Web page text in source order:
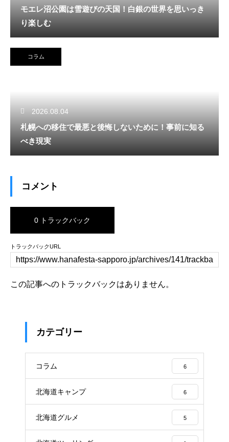
モエレ沼公園は雪遊びの天国！白銀の世界を思いっき
り楽しむ
コラム
2026.08.04
札幌への移住で最悪と後悔しないために！事前に知る
べき現実
コメント
0 トラックバック
トラックバックURL
この記事へのトラックバックはありません。
カテゴリー
コラム 6
北海道キャンプ 6
北海道グルメ 5